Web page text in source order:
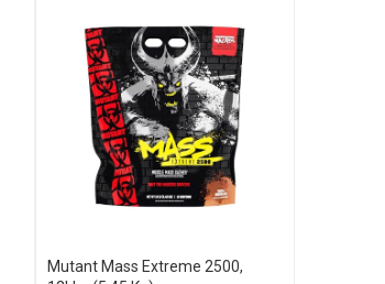
Mutant Mass Extreme 2500,